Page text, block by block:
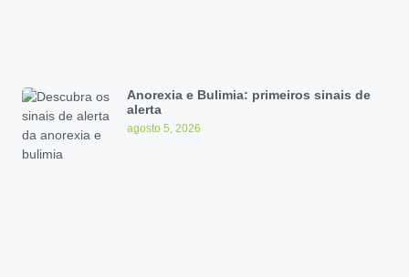
Anorexia e Bulimia: primeiros sinais de
alerta
agosto 5, 2026